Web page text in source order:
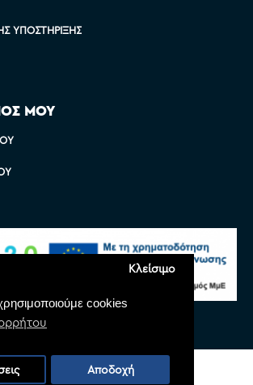
cookies
Κλείσιμο
Αποδοχή
ΥΠΟΣΤΉΡΙΞΗΣ
ΜΟΥ
© 2022 Stechi, All Rights Reserved
by
Monoware Web